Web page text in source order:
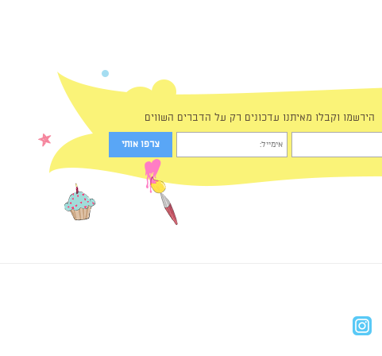
הירשמו וקבלו מאיתנו עדכונים רק על הדברים השווים